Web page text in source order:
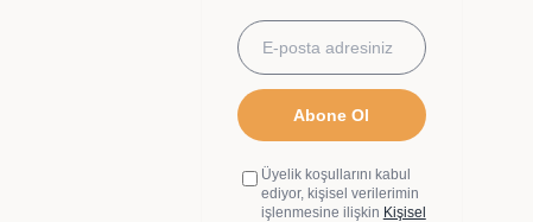
Abone Ol
Üyelik koşullarını kabul
ediyor, kişisel verilerimin
işlenmesine ilişkin Kişisel